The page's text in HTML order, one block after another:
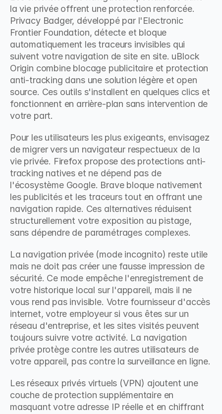
la vie privée offrent une protection renforcée.
Privacy Badger, développé par l'Electronic
Frontier Foundation, détecte et bloque
automatiquement les traceurs invisibles qui
suivent votre navigation de site en site. uBlock
Origin combine blocage publicitaire et protection
anti-tracking dans une solution légère et open
source. Ces outils s'installent en quelques clics et
fonctionnent en arrière-plan sans intervention de
votre part.
Pour les utilisateurs les plus exigeants, envisagez
de migrer vers un navigateur respectueux de la
vie privée. Firefox propose des protections anti-
tracking natives et ne dépend pas de
l'écosystème Google. Brave bloque nativement
les publicités et les traceurs tout en offrant une
navigation rapide. Ces alternatives réduisent
structurellement votre exposition au pistage,
sans dépendre de paramétrages complexes.
La navigation privée (mode incognito) reste utile
mais ne doit pas créer une fausse impression de
sécurité. Ce mode empêche l'enregistrement de
votre historique local sur l'appareil, mais il ne
vous rend pas invisible. Votre fournisseur d'accès
internet, votre employeur si vous êtes sur un
réseau d'entreprise, et les sites visités peuvent
toujours suivre votre activité. La navigation
privée protège contre les autres utilisateurs de
votre appareil, pas contre la surveillance en ligne.
Les réseaux privés virtuels (VPN) ajoutent une
couche de protection supplémentaire en
masquant votre adresse IP réelle et en chiffrant